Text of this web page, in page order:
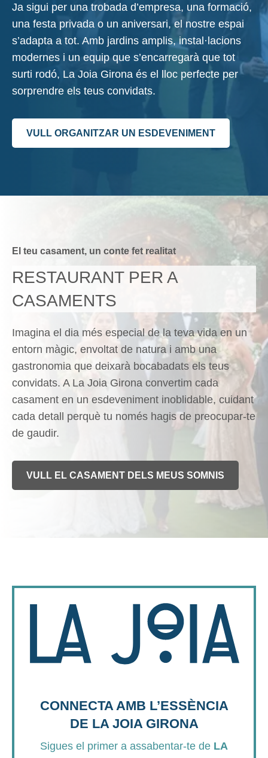
Ja sigui per una trobada d’empresa, una formació,
una festa privada o un aniversari, el nostre espai
s’adapta a tot. Amb jardins amplis, instal·lacions
modernes i un equip que s’encarregarà que tot
surti rodó, La Joia Girona és el lloc perfecte per
sorprendre els teus convidats.
VULL ORGANITZAR UN ESDEVENIMENT
El teu casament, un conte fet realitat
RESTAURANT PER A
CASAMENTS
Imagina el dia més especial de la teva vida en un
entorn màgic, envoltat de natura i amb una
gastronomia que deixarà bocabadats els teus
convidats. A La Joia Girona convertim cada
casament en un esdeveniment inoblidable, cuidant
cada detall perquè tu només hagis de preocupar-te
de gaudir.
VULL EL CASAMENT DELS MEUS SOMNIS
CONNECTA AMB L’ESSÈNCIA
DE LA JOIA GIRONA
Sigues el primer a assabentar-te de LA